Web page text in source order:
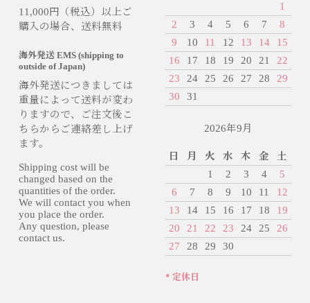
11,000円（税込）以上ご
購入の場合、送料無料
海外発送 EMS (shipping to
outside of Japan)
海外発送につきましては
重量によって送料が変わ
りますので、ご注文後こ
ちらからご連絡差し上げ
ます。
Shipping cost will be
changed based on the
quantities of the order.
We will contact you when
you place the order.
Any question, please
contact us.
1
2
3 4 5 6 7
8
9
10 11 12 13 14
15
16
17 18 19 20 21
22
23
24 25 26 27 28
29
30
31
2026年9月
日 月 火 水 木 金
土
1
2 3 4
5
6
7 8 9 10 11
12
13
14 15 16 17 18
19
20
21 22 23 24 25
26
27
28 29 30
* 定休日